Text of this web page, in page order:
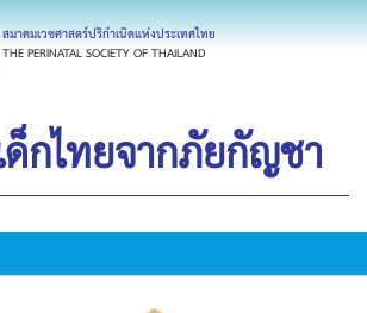
สมาคมเวชศาสตร์ปริกำเนิดแห่งประเทศไทย
THE PERINATAL SOCIETY OF THAILAND
กไทยจากภัยกัญชา